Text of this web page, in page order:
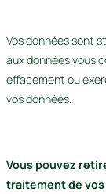
Vos données sont
aux données vous
effacement ou
vos données.
Vous pouvez
traitement de